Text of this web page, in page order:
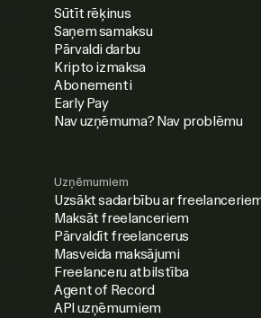
Sūtīt rēķinus
Saņem samaksu
Pārvaldi darbu
Kripto izmaksa
Abonementi
Early Pay
Nav uzņēmuma? Nav problēmu
Uzņēmumiem
Uzsākt sadarbību ar
Maksāt freelanceriem
Pārvaldīt freelancerus
Masveida maksājumi
Freelanceru atbilstība
Agent of Record
API uzņēmumiem